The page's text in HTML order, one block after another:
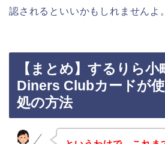
認されるといいかもしれませんよ。
【まとめ】するりら
Diners Clubカードが
処の方法